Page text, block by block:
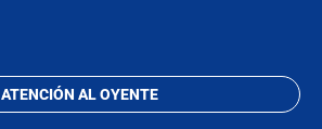
ATENCIÓN AL OYENTE